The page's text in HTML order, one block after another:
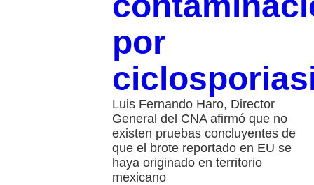
por
Luis Fernando Haro, Director
General del CNA afirmó que no
existen pruebas concluyentes de
que el brote reportado en EU se
haya originado en territorio
mexicano